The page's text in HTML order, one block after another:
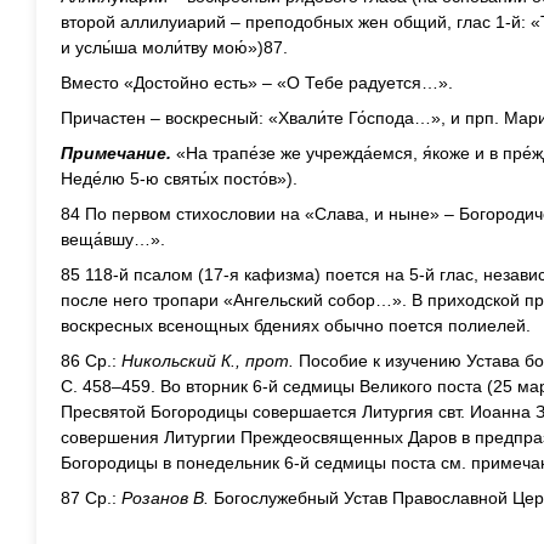
второй аллилуиарий – преподобных жен общий, глас 1-й:
и услы́ша моли́тву мою́»)87.
Вместо «Достойно есть» – «О Тебе радуется…».
Причастен – воскресный: «Хвали́те Го́спода…», и прп.
Примечание. «На трапе́зе же учрежда́емся, я́коже и в
Неде́лю 5-ю святы́х посто́в»).
84 По первом стихословии на «Слава, и ныне» –
веща́вшу…».
85 118-й псалом (17-я кафизма) поется на 5-й глас,
после него тропари «Ангельский собор…». В приходской
воскресных всенощных бдениях обычно поется полиелей.
86 Ср.: Никольский К., прот.
Пособие к изучению Устава
С. 458–459. Во вторник 6-й седмицы Великого поста (25
Пресвятой Богородицы совершается Литургия свт. Иоанна
совершения Литургии Преждеосвященных Даров в
Богородицы в понедельник 6-й седмицы поста см.
87 Ср.: Розанов В. Богослужебный Устав Православной